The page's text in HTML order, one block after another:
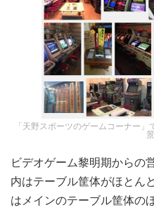
「天野スポーツのゲームコーナー
ビデオゲーム黎明期からの
内はテーブル筐体がほとん
はメインのテーブル筐体の